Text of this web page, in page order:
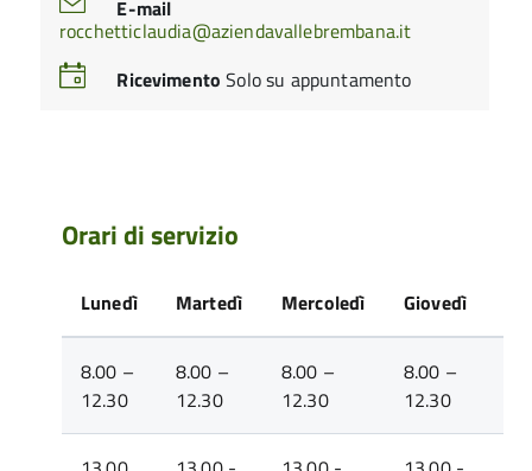
E-mail
rocchetticlaudia@aziendavallebrembana.it
Ricevimento Solo su appuntamento
Orari di servizio
Lunedì Martedì Mercoledì Giovedì
8.00 –
12.30
8.00 –
12.30
8.00 –
12.30
8.00 –
12.30